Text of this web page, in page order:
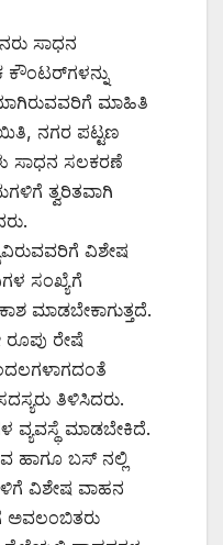
ಸಾಧನ
ಕೌಂಟರ್‌ಗಳನ್ನು
ಮಾಹಿತಿ
ನಗರ ಪಟ್ಟಣ
ಸಾಧನ ಸಲಕರಣೆ
ತ್ವರಿತವಾಗಿ
ವಿಶೇಷ
ಸಂಖ್ಯೆಗೆ
ಮಾಡಬೇಕಾಗುತ್ತದೆ.
ರೇಷೆ
ತಿಳಿಸಿದರು.
ವ್ಯವಸ್ಥೆ ಮಾಡಬೇಕಿದೆ.
ಹಾಗೂ ಬಸ್ ನಲ್ಲಿ
ವಿಶೇಷ ವಾಹನ
ಅವಲಂಬಿತರು